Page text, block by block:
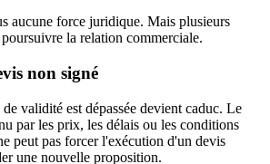
aucune force juridique. Mais plusieurs
la relation commerciale.
non signé
validité est dépassée devient caduc. Le
par les prix, les délais ou les conditions
peut pas forcer l'exécution d'un devis
une nouvelle proposition.